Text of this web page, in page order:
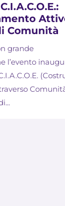
Comunità
grande
l’evento